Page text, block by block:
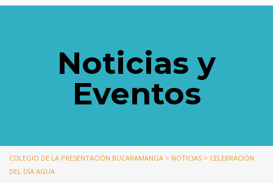
Noticias y
Eventos
COLEGIO DE LA PRESENTACIÓN BUCARAMANGA > NOTICIAS > CELEBRACIÓN
DEL DÍA AGUA